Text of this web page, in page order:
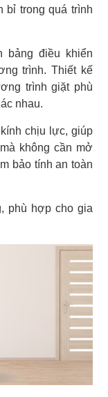
bỉ trong quá trình
bảng điều khiển
trình. Thiết kế
trình giặt phù
nhau.
chịu lực, giúp
không cần mở
bảo tính an toàn
phù hợp cho gia